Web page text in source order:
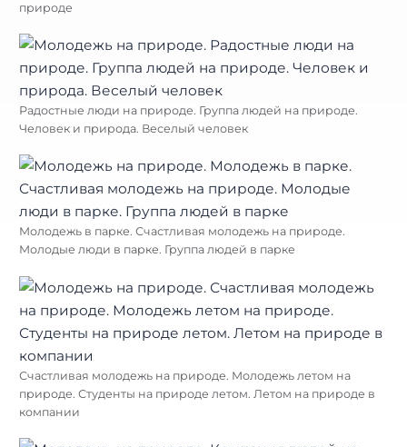
природе
Радостные люди на природе. Группа людей на природе.
Человек и природа. Веселый человек
Молодежь в парке. Счастливая молодежь на природе.
Молодые люди в парке. Группа людей в парке
Счастливая молодежь на природе. Молодежь летом на
природе. Студенты на природе летом. Летом на природе в
компании